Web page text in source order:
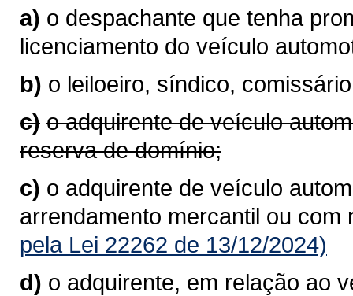
a) o despachante que tenha
licenciamento do veículo
b) o leiloeiro, síndico,
c) o adquirente de veículo
reserva de domínio;
c) o adquirente de veículo
arrendamento mercantil ou com
pela Lei 22262 de 13/12/2024)
d) o adquirente, em relação ao